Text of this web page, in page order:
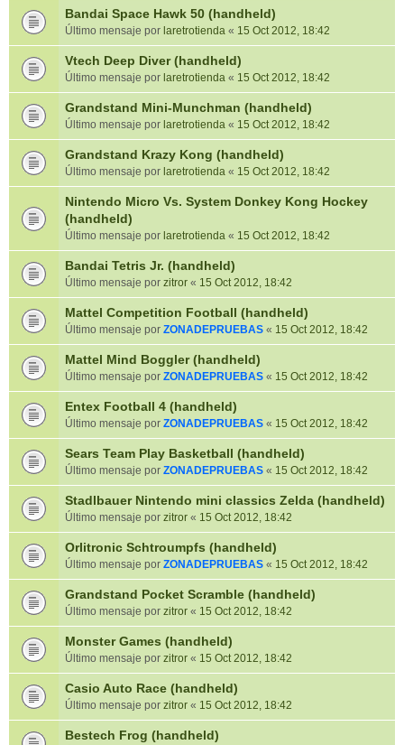
Bandai Space Hawk 50 (handheld)
Último mensaje por laretrotienda « 15 Oct 2012, 18:42
Vtech Deep Diver (handheld)
Último mensaje por laretrotienda « 15 Oct 2012, 18:42
Grandstand Mini-Munchman (handheld)
Último mensaje por laretrotienda « 15 Oct 2012, 18:42
Grandstand Krazy Kong (handheld)
Último mensaje por laretrotienda « 15 Oct 2012, 18:42
Nintendo Micro Vs. System Donkey Kong Hockey
(handheld)
Último mensaje por laretrotienda « 15 Oct 2012, 18:42
Bandai Tetris Jr. (handheld)
Último mensaje por zitror « 15 Oct 2012, 18:42
Mattel Competition Football (handheld)
Último mensaje por ZONADEPRUEBAS « 15 Oct 2012, 18:42
Mattel Mind Boggler (handheld)
Último mensaje por ZONADEPRUEBAS « 15 Oct 2012, 18:42
Entex Football 4 (handheld)
Último mensaje por ZONADEPRUEBAS « 15 Oct 2012, 18:42
Sears Team Play Basketball (handheld)
Último mensaje por ZONADEPRUEBAS « 15 Oct 2012, 18:42
Stadlbauer Nintendo mini classics Zelda (handheld)
Último mensaje por zitror « 15 Oct 2012, 18:42
Orlitronic Schtroumpfs (handheld)
Último mensaje por ZONADEPRUEBAS « 15 Oct 2012, 18:42
Grandstand Pocket Scramble (handheld)
Último mensaje por zitror « 15 Oct 2012, 18:42
Monster Games (handheld)
Último mensaje por zitror « 15 Oct 2012, 18:42
Casio Auto Race (handheld)
Último mensaje por zitror « 15 Oct 2012, 18:42
Bestech Frog (handheld)